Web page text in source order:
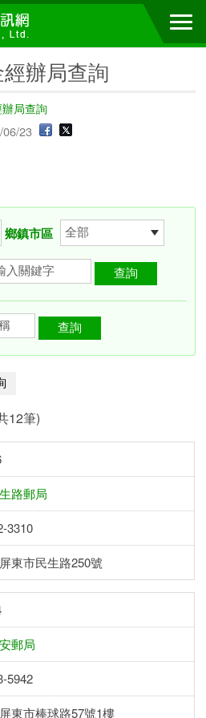
辦局查詢
局查詢
23
鄉鎮市區
12筆)
路郵局
3310
東市民生路250號
郵局
5942
東市棒球路57號1樓